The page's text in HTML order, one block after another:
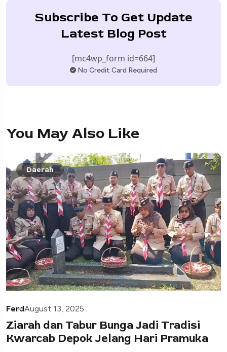
Subscribe To Get Update
Latest Blog Post
[mc4wp_form id=664]
No Credit Card Required
You May Also Like
Daerah
FerdAugust 13, 2025
Ziarah dan Tabur Bunga Jadi Tradisi
Kwarcab Depok Jelang Hari Pramuka